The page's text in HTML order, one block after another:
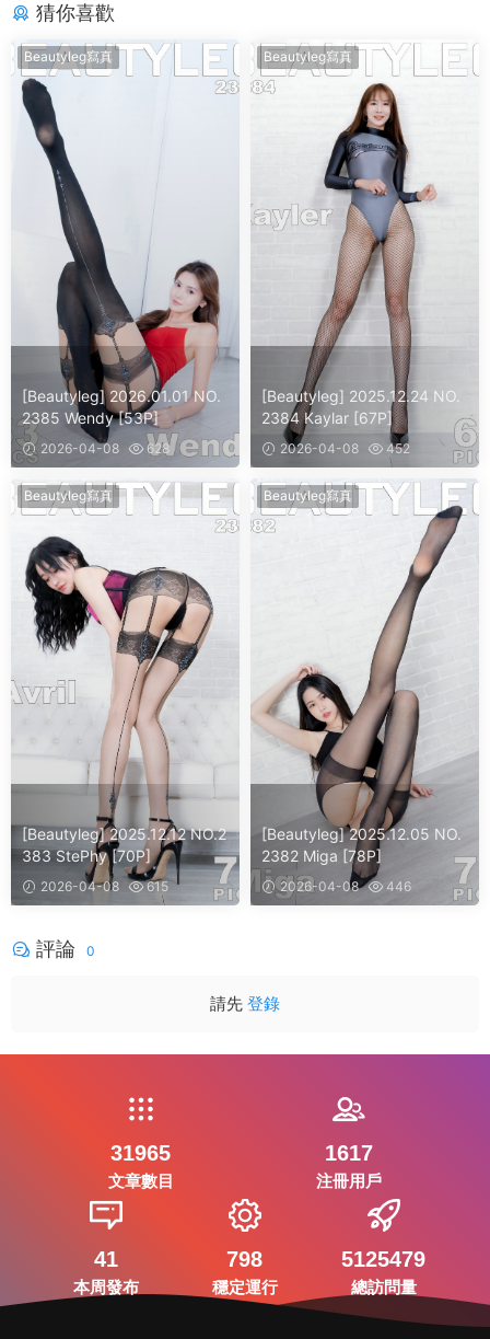
猜你喜歡
Beautyleg寫真
[Beautyleg] 2026.01.01 NO.
2385 Wendy [53P]
2026-04-08 628
Beautyleg寫真
[Beautyleg] 2025.12.24 NO.
2384 Kaylar [67P]
2026-04-08 452
Beautyleg寫真
[Beautyleg] 2025.12.12 NO.2
383 StePhy [70P]
2026-04-08 615
Beautyleg寫真
[Beautyleg] 2025.12.05 NO.
2382 Miga [78P]
2026-04-08 446
評論 0
請先 登錄
31965
文章數目
1617
注冊用戶
41
本周發布
798
穩定運行
5125479
總訪問量